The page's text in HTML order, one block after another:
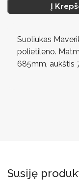
Į
Suoliukas
polietileno.
685mm, aukštis
Susiję